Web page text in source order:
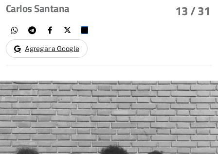
13/ 31
Carlos Santana
Agregar a Google